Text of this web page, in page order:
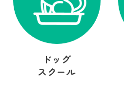
ドッグ
スクール